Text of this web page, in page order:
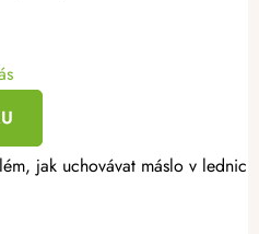
jak uchovávat máslo v